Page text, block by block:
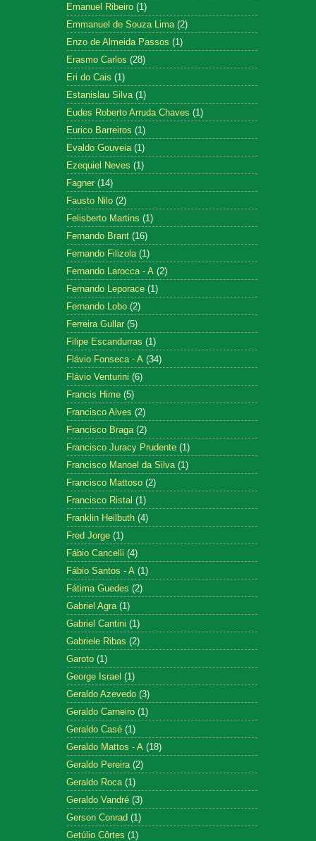
Emanuel Ribeiro (1)
Emmanuel de Souza Lima (2)
Enzo de Almeida Passos (1)
Erasmo Carlos (28)
Eri do Cais (1)
Estanislau Silva (1)
Eudes Roberto Arruda Chaves (1)
Eurico Barreiros (1)
Evaldo Gouveia (1)
Ezequiel Neves (1)
Fagner (14)
Fausto Nilo (2)
Felisberto Martins (1)
Fernando Brant (16)
Fernando Filizola (1)
Fernando Larocca - A (2)
Fernando Leporace (1)
Fernando Lobo (2)
Ferreira Gullar (5)
Filipe Escandurras (1)
Flávio Fonseca - A (34)
Flávio Venturini (6)
Francis Hime (5)
Francisco Alves (2)
Francisco Braga (2)
Francisco Juracy Prudente (1)
Francisco Manoel da Silva (1)
Francisco Mattoso (2)
Francisco Ristal (1)
Franklin Heilbuth (4)
Fred Jorge (1)
Fábio Cancelli (4)
Fábio Santos - A (1)
Fátima Guedes (2)
Gabriel Agra (1)
Gabriel Cantini (1)
Gabriele Ribas (2)
Garoto (1)
George Israel (1)
Geraldo Azevedo (3)
Geraldo Carneiro (1)
Geraldo Casé (1)
Geraldo Mattos - A (18)
Geraldo Pereira (2)
Geraldo Roca (1)
Geraldo Vandré (3)
Gerson Conrad (1)
Getúlio Côrtes (1)